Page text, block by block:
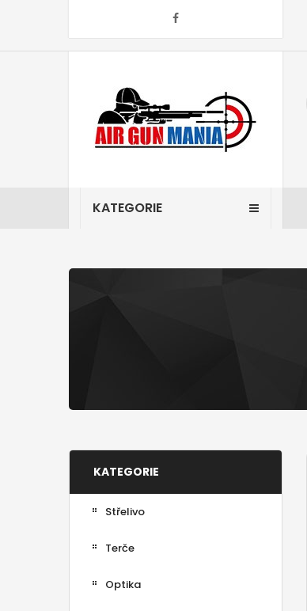
KATEGORIE
KATEGORIE
Střelivo
Terče
Optika